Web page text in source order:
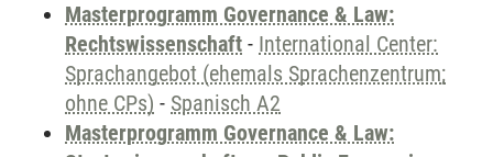
Masterprogramm Governance & Law:
Rechtswissenschaft - International Center:
Sprachangebot (ehemals Sprachenzentrum;
ohne CPs) - Spanisch A2
Masterprogramm Governance & Law: